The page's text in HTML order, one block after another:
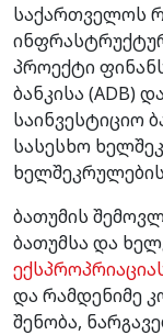
საქართველოს
პროექტი
ბანკისა (ADB)
საინვესტიციო
სასესხო
ბათუმის
ბათუმსა და
და რამდენიმე
შენობა,